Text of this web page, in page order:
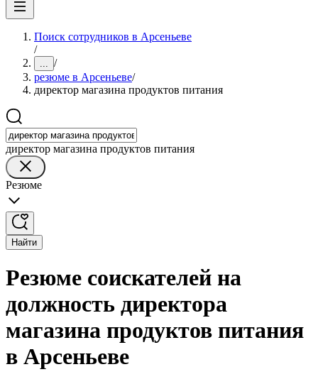
Поиск сотрудников в Арсеньеве
/
... /
резюме в Арсеньеве/
директор магазина продуктов питания
директор магазина продуктов питания
Резюме
Найти
Резюме соискателей на
должность директора
магазина продуктов питания
в Арсеньеве